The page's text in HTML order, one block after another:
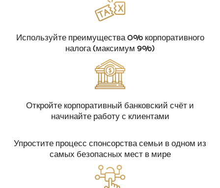
Используйте преимущества 0% корпоративного
налога (максимум 9%)
Откройте корпоративный банковский счёт и
начинайте работу с клиентами
Упростите процесс спонсорства семьи в одном из
самых безопасных мест в мире